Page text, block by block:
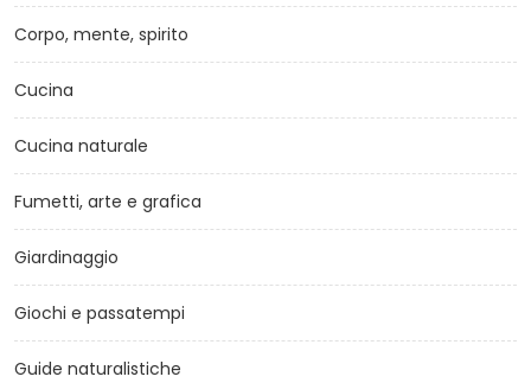
Corpo, mente, spirito
Cucina
Cucina naturale
Fumetti, arte e grafica
Giardinaggio
Giochi e passatempi
Guide naturalistiche